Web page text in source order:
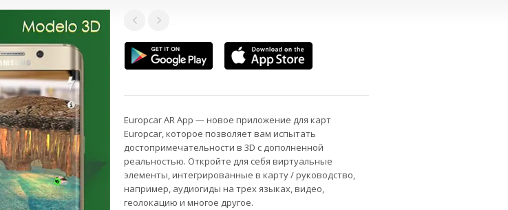
Europcar AR App — новое приложение для карт
Europcar, которое позволяет вам испытать
достопримечательности в 3D с дополненной
реальностью. Откройте для себя виртуальные
элементы, интегрированные в карту / руководство,
например, аудиогиды на трех языках, видео,
геолокацию и многое другое.